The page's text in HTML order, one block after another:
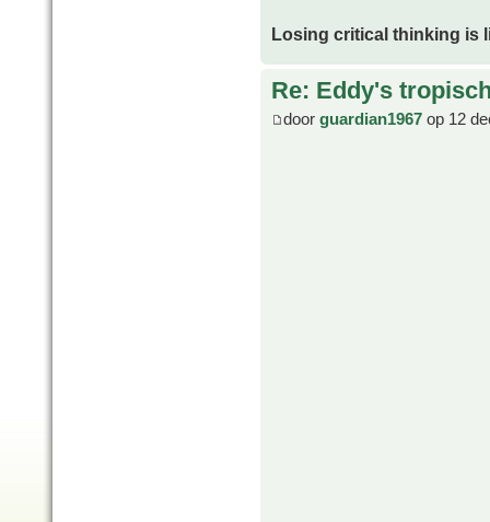
Losing critical thinking is
Re: Eddy's
door guardian1967 op 12